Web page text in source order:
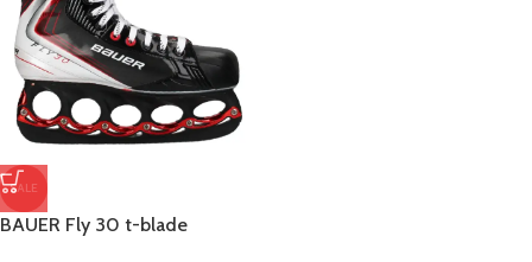
SALE
BAUER Fly 30 t-blade